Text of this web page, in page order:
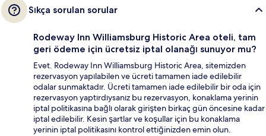
Sıkça sorulan sorular
Rodeway Inn Williamsburg Historic Area oteli, tam
geri ödeme için ücretsiz iptal olanağı sunuyor mu?
Evet. Rodeway Inn Williamsburg Historic Area, sitemizden
rezervasyon yapılabilen ve ücreti tamamen iade edilebilir
odalar sunmaktadır. Ücreti tamamen iade edilebilir bir oda için
rezervasyon yaptırdıysanız bu rezervasyon, konaklama yerinin
iptal politikasına bağlı olarak girişten birkaç gün öncesine kadar
iptal edilebilir. Kesin şartlar ve koşullar için bu konaklama
yerinin iptal politikasını kontrol ettiğinizden emin olun.